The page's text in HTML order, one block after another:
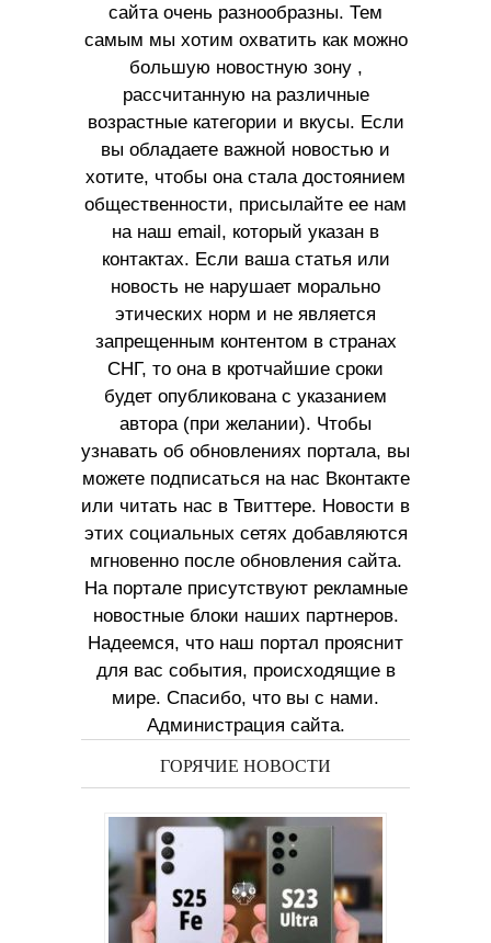
сайта очень разнообразны. Тем
самым мы хотим охватить как можно
большую новостную зону ,
рассчитанную на различные
возрастные категории и вкусы. Если
вы обладаете важной новостью и
хотите, чтобы она стала достоянием
общественности, присылайте ее нам
на наш email, который указан в
контактах. Если ваша статья или
новость не нарушает морально
этических норм и не является
запрещенным контентом в странах
СНГ, то она в кротчайшие сроки
будет опубликована с указанием
автора (при желании). Чтобы
узнавать об обновлениях портала, вы
можете подписаться на нас Вконтакте
или читать нас в Твиттере. Новости в
этих социальных сетях добавляются
мгновенно после обновления сайта.
На портале присутствуют рекламные
новостные блоки наших партнеров.
Надеемся, что наш портал прояснит
для вас события, происходящие в
мире. Спасибо, что вы с нами.
Администрация сайта.
ГОРЯЧИЕ НОВОСТИ